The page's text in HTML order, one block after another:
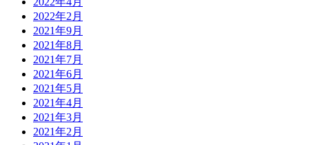
2022年2月
2021年9月
2021年8月
2021年7月
2021年6月
2021年5月
2021年4月
2021年3月
2021年2月